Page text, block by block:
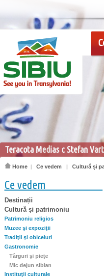
Teracota Medias c Stefan
Home | Ce vedem | Cultură și
Ce vedem
Destinații
Cultură și patrimoniu
Patrimoniu religios
Muzee şi expoziţii
Tradiţii şi obiceiuri
Gastronomie
Târguri şi pieţe
Mic dejun sibian
Instituţii culturale